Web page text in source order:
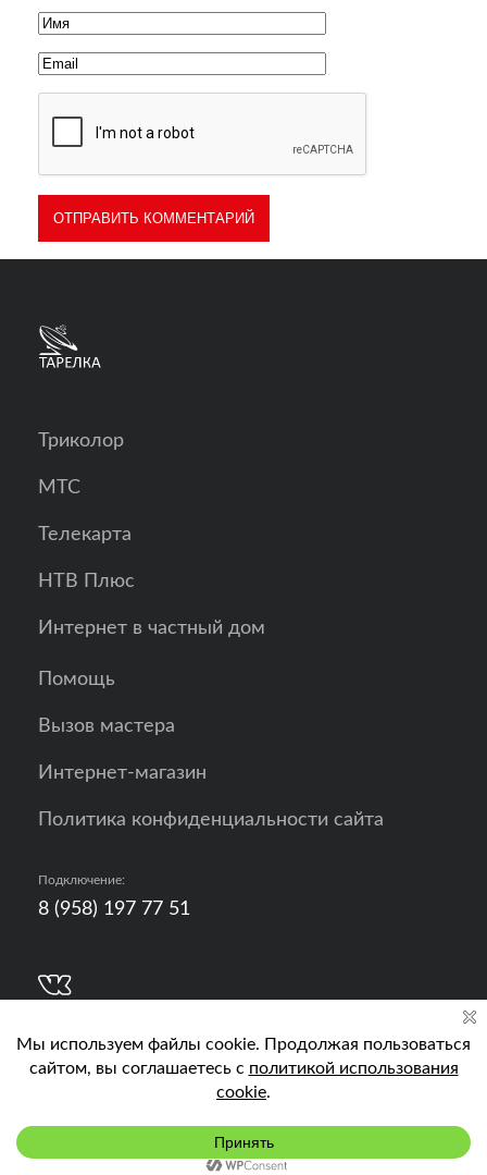
Подключить
Триколор
МТС
Телекарта
НТВ Плюс
Интернет в частный дом
Помощь
Вызов мастера
Интернет-магазин
Политика конфиденциальности сайта
Подключение:
8 (958) 197 77 51
Кислород